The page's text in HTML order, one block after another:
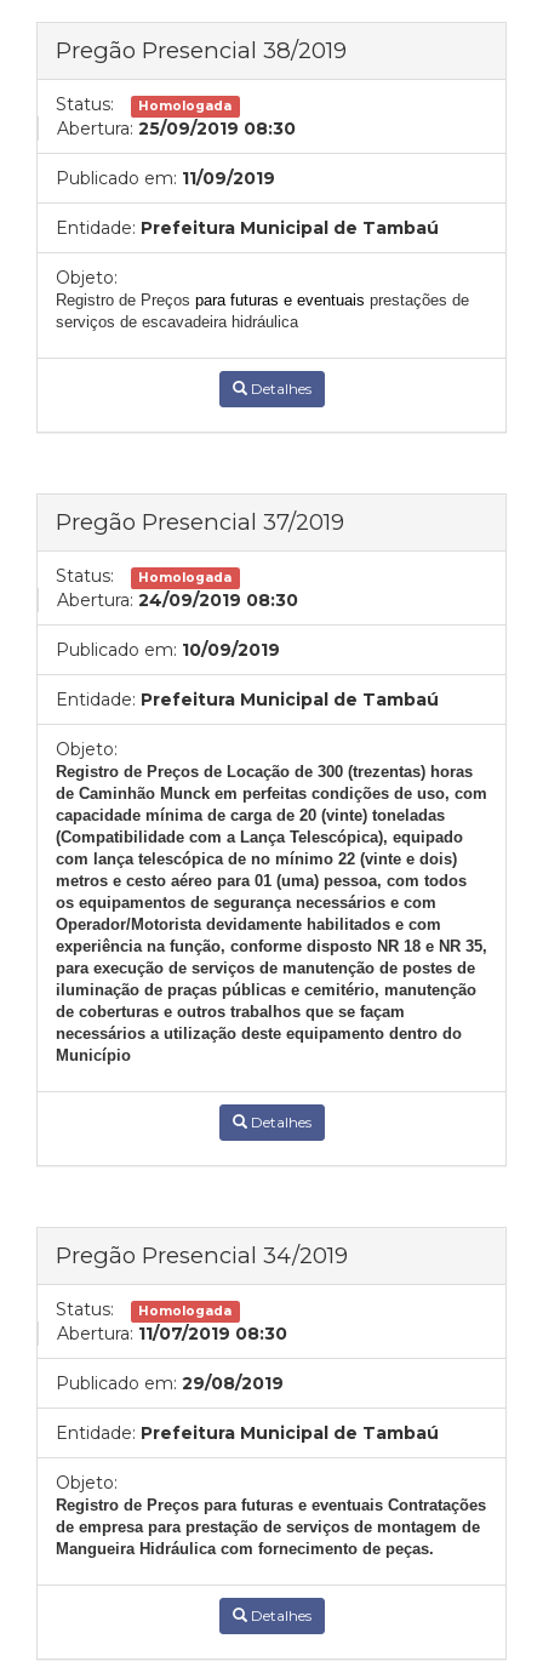
Pregão Presencial 38/2019
Status: Homologada
Abertura: 25/09/2019 08:30
Publicado em: 11/09/2019
Entidade: Prefeitura Municipal de Tambaú
Objeto:
Registro de Preços para futuras e eventuais prestações de
serviços de escavadeira hidráulica
Detalhes
Pregão Presencial 37/2019
Status: Homologada
Abertura: 24/09/2019 08:30
Publicado em: 10/09/2019
Entidade: Prefeitura Municipal de Tambaú
Objeto:
Registro de Preços de Locação de 300 (trezentas) horas
de Caminhão Munck em perfeitas condições de uso, com
capacidade mínima de carga de 20 (vinte) toneladas
(Compatibilidade com a Lança Telescópica), equipado
com lança telescópica de no mínimo 22 (vinte e dois)
metros e cesto aéreo para 01 (uma) pessoa, com todos
os equipamentos de segurança necessários e com
Operador/Motorista devidamente habilitados e com
experiência na função, conforme disposto NR 18 e NR 35,
para execução de serviços de manutenção de postes de
iluminação de praças públicas e cemitério, manutenção
de coberturas e outros trabalhos que se façam
necessários a utilização deste equipamento dentro do
Município
Detalhes
Pregão Presencial 34/2019
Status: Homologada
Abertura: 11/07/2019 08:30
Publicado em: 29/08/2019
Entidade: Prefeitura Municipal de Tambaú
Objeto:
Registro de Preços para futuras e eventuais Contratações
de empresa para prestação de serviços de montagem de
Mangueira Hidráulica com fornecimento de peças.
Detalhes